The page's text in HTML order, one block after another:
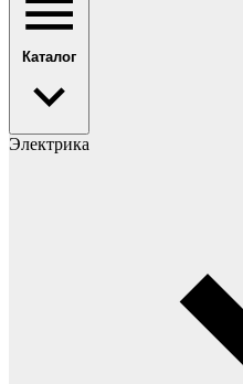
Каталог
Электрика